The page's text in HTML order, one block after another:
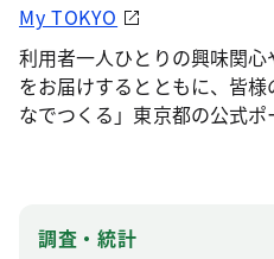
My TOKYO
利用者一人ひとりの興味関
をお届けするとともに、皆
なでつくる」東京都の公式ポ
調査・統計